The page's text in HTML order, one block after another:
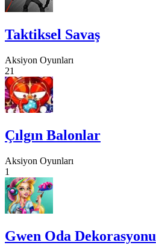
Taktiksel Savaş
Aksiyon Oyunları
21
Çılgın Balonlar
Aksiyon Oyunları
1
Gwen Oda Dekorasyonu